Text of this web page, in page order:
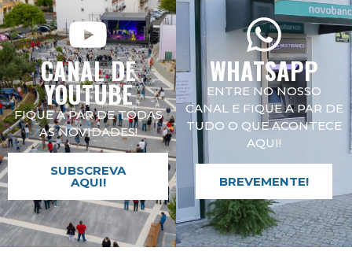
CANAL DE
YOUTUBE
FIQUE A PAR DE TODAS
AS NOVIDADES!
SUBSCREVA
AQUI!
WHATSAPP
ENTRE NO NOSSO
CANAL E FIQUE A PAR DE
TUDO O QUE ACONTECE
AQUI!
BREVEMENTE!